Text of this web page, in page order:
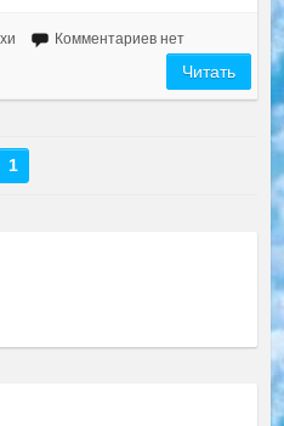
Комментариев нет
Читать
1